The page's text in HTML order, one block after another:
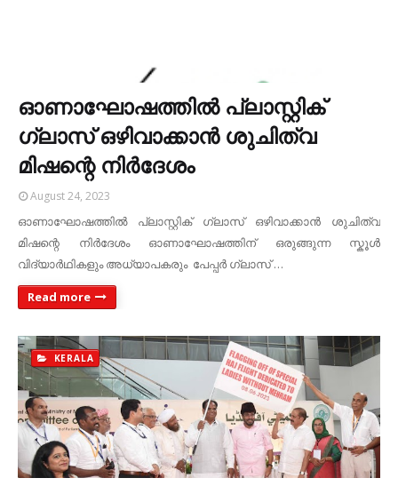
ഓണാഘോഷത്തിൽ പ്ലാസ്റ്റിക്
ഗ്ലാസ് ഒഴിവാക്കാൻ ശുചിത്വ
മിഷന്റെ നിർദേശം
August 24, 2023
ഓണാഘോഷത്തിൽ പ്ലാസ്റ്റിക് ഗ്ലാസ് ഒഴിവാക്കാൻ ശുചിത്വ
മിഷന്റെ നിർദേശം ഓണാഘോഷത്തിന് ഒരുങ്ങുന്ന സ്കൂൾ
വിദ്യാർഥികളും അധ്യാപകരും പേപ്പർ ഗ്ലാസ് …
Read more
KERALA